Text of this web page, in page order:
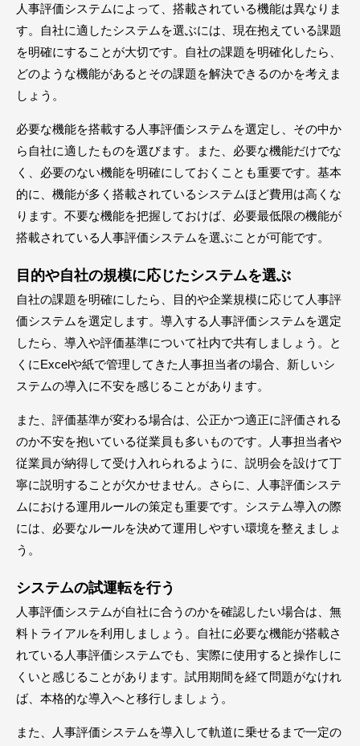
人事評価システムによって、搭載されている機能は異なりま
す。自社に適したシステムを選ぶには、現在抱えている課題
を明確にすることが大切です。自社の課題を明確化したら、
どのような機能があるとその課題を解決できるのかを考えま
しょう。
必要な機能を搭載する人事評価システムを選定し、その中か
ら自社に適したものを選びます。また、必要な機能だけでな
く、必要のない機能を明確にしておくことも重要です。基本
的に、機能が多く搭載されているシステムほど費用は高くな
ります。不要な機能を把握しておけば、必要最低限の機能が
搭載されている人事評価システムを選ぶことが可能です。
目的や自社の規模に応じたシステムを選ぶ
自社の課題を明確にしたら、目的や企業規模に応じて人事評
価システムを選定します。導入する人事評価システムを選定
したら、導入や評価基準について社内で共有しましょう。と
くにExcelや紙で管理してきた人事担当者の場合、新しいシ
ステムの導入に不安を感じることがあります。
また、評価基準が変わる場合は、公正かつ適正に評価される
のか不安を抱いている従業員も多いものです。人事担当者や
従業員が納得して受け入れられるように、説明会を設けて丁
寧に説明することが欠かせません。さらに、人事評価システ
ムにおける運用ルールの策定も重要です。システム導入の際
には、必要なルールを決めて運用しやすい環境を整えましょ
う。
システムの試運転を行う
人事評価システムが自社に合うのかを確認したい場合は、無
料トライアルを利用しましょう。自社に必要な機能が搭載さ
れている人事評価システムでも、実際に使用すると操作しに
くいと感じることがあります。試用期間を経て問題がなけれ
ば、本格的な導入へと移行しましょう。
また、人事評価システムを導入して軌道に乗せるまで一定の